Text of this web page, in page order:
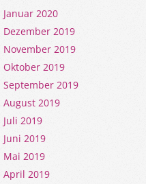
Januar 2020
Dezember 2019
November 2019
Oktober 2019
September 2019
August 2019
Juli 2019
Juni 2019
Mai 2019
April 2019